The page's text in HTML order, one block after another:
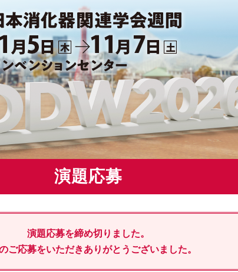
演題応募
演題応募を締め切りました。
ご応募をいただきありがとうございました。